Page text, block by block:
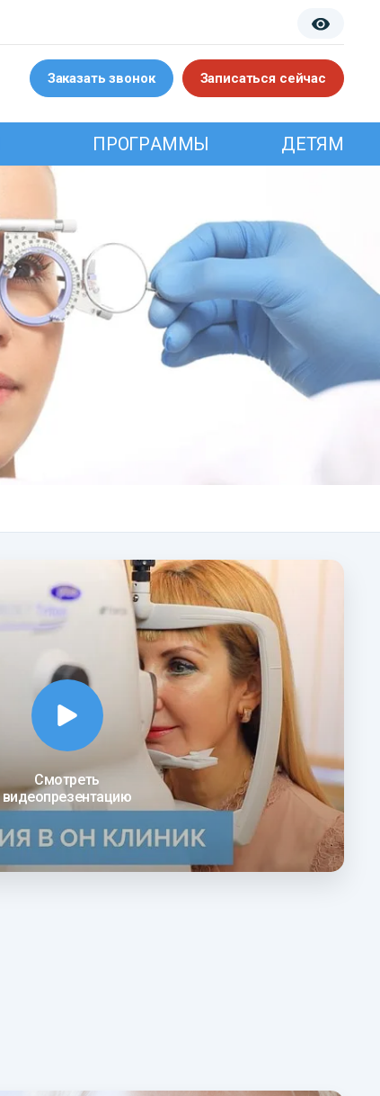
Заказать звонок Записаться сейчас
ПРОГРАММЫ ДЕТЯМ
Смотреть
видеопрезентацию